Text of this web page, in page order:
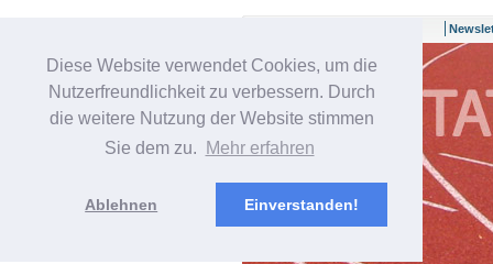
Diese Website verwendet Cookies, um die
Nutzerfreundlichkeit zu verbessern. Durch
die weitere Nutzung der Website stimmen
Sie dem zu.
Mehr erfahren
Ablehnen Einverstanden!